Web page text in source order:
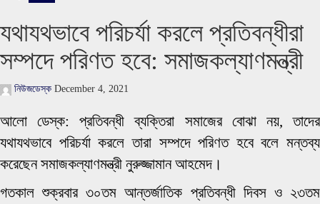
যথাযথভাবে পরিচর্যা করলে প্রতিবন্ধীরা
সম্পদে পরিণত হবে: সমাজকল্যাণমন্ত্রী
নিউজডেস্ক December 4, 2021
আলো ডেস্ক: প্রতিবন্ধী ব্যক্তিরা সমাজের বোঝা নয়, তাদের
যথাযথভাবে পরিচর্যা করলে তারা সম্পদে পরিণত হবে বলে মন্তব্য
করেছেন সমাজকল্যাণমন্ত্রী নুরুজ্জামান আহমেদ।
গতকাল শুক্রবার ৩০তম আন্তর্জাতিক প্রতিবন্ধী দিবস ও ২৩তম